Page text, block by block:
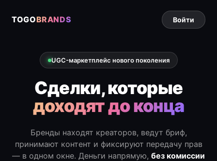
TOGOBRANDS Войти
UGC-маркетплейс нового поколения
Сделки, которые
доходят до конца
Бренды находят креаторов, ведут бриф,
принимают контент и фиксируют передачу прав
— в одном окне. Деньги напрямую, без комиссии